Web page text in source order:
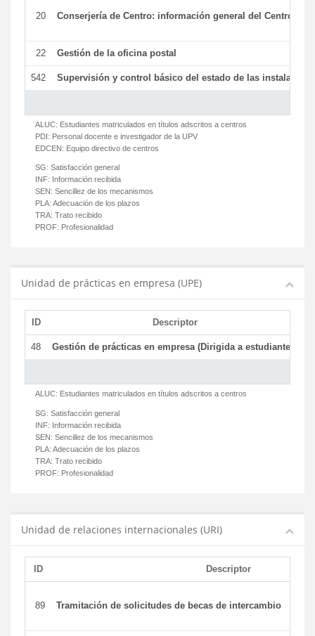
20 Conserjería de Centro: información general del Centro y
22 Gestión de la oficina postal
542 Supervisión y control básico del estado de las
ALUC: Estudiantes matriculados en títulos adscritos a centros
PDI: Personal docente e investigador de la UPV
EDCEN: Equipo directivo de centros
SG: Satisfacción general
INF: Información recibida
SEN: Sencillez de los mecanismos
PLA: Adecuación de los plazos
TRA: Trato recibido
PROF: Profesionalidad
Unidad de prácticas en empresa (UPE)
ID Descriptor
48 Gestión de prácticas en empresa (Dirigida a estudiantes)
ALUC: Estudiantes matriculados en títulos adscritos a centros
SG: Satisfacción general
INF: Información recibida
SEN: Sencillez de los mecanismos
PLA: Adecuación de los plazos
TRA: Trato recibido
PROF: Profesionalidad
Unidad de relaciones internacionales (URI)
ID Descriptor
89 Tramitación de solicitudes de becas de intercambio